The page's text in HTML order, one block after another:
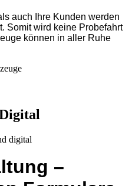
auch Ihre Kunden werden
Somit wird keine Probefahrt
können in aller Ruhe
–